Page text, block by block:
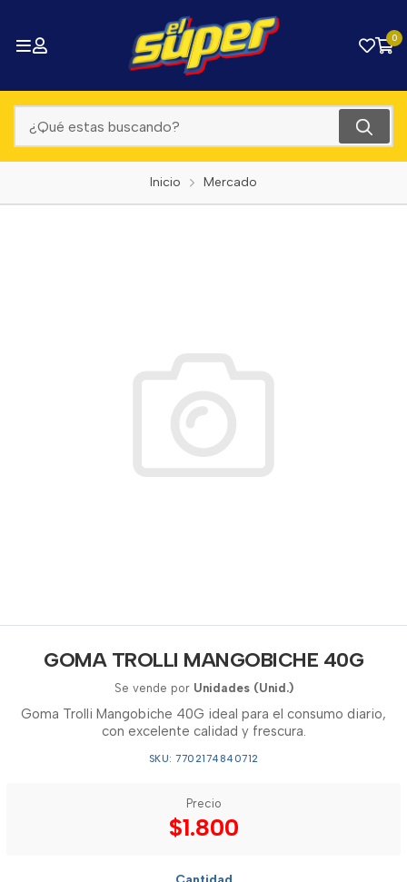
0
Inicio Mercado
GOMA TROLLI MANGOBICHE 40G
Se vende por Unidades (Unid.)
Goma Trolli Mangobiche 40G ideal para el consumo diario,
con excelente calidad y frescura.
SKU: 7702174840712
Precio
$1.800